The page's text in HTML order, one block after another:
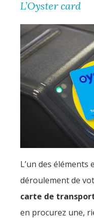
L’Oyster card
L’un des éléments
déroulement de
carte de
en procurez une,